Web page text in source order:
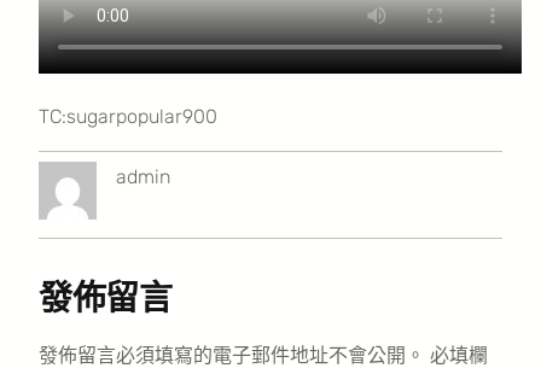
TC:sugarpopular900
admin
發佈留言
發佈留言必須填寫的電子郵件地址不會公開。 必填欄